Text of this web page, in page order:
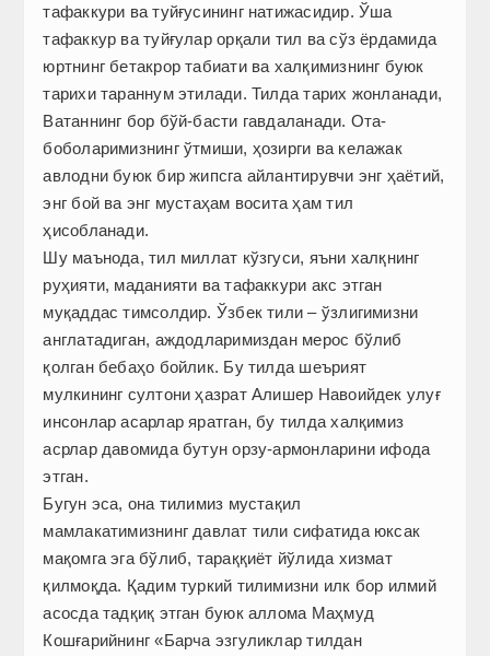
тафаккури ва туйғусининг натижасидир. Ўша
тафаккур ва туйғулар орқали тил ва сўз ёрдамида
юртнинг бетакрор табиати ва халқимизнинг буюк
тарихи тараннум этилади. Тилда тарих жонланади,
Ватаннинг бор бўй-басти гавдаланади. Ота-
боболаримизнинг ўтмиши, ҳозирги ва келажак
авлодни буюк бир жипсга айлантирувчи энг ҳаётий,
энг бой ва энг мустаҳам восита ҳам тил
ҳисобланади.
Шу маънода, тил миллат кўзгуси, яъни халқнинг
руҳияти, маданияти ва тафаккури акс этган
муқаддас тимсолдир. Ўзбек тили – ўзлигимизни
англатадиган, аждодларимиздан мерос бўлиб
қолган бебаҳо бойлик. Бу тилда шеърият
мулкининг султони ҳазрат Алишер Навоийдек улуғ
инсонлар асарлар яратган, бу тилда халқимиз
асрлар давомида бутун орзу-армонларини ифода
этган.
Бугун эса, она тилимиз мустақил
мамлакатимизнинг давлат тили сифатида юксак
мақомга эга бўлиб, тараққиёт йўлида хизмат
қилмоқда. Қадим туркий тилимизни илк бор илмий
асосда тадқиқ этган буюк аллома Маҳмуд
Кошғарийнинг «Барча эзгуликлар тилдан